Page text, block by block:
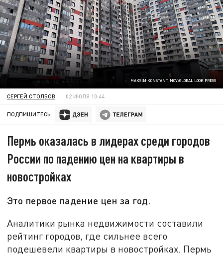
MAKSIM KONSTANTINOV/GLOBAL LOOK PRESS
СЕРГЕЙ СТОЛБОВ 02 ИЮЛЯ 10:44
ПОДПИШИТЕСЬ:
Пермь оказалась в лидерах среди городов
России по падению цен на квартиры в
новостройках
Это первое падение цен за год.
Аналитики рынка недвижимости составили
рейтинг городов, где сильнее всего
подешевели квартиры в новостройках. Пермь